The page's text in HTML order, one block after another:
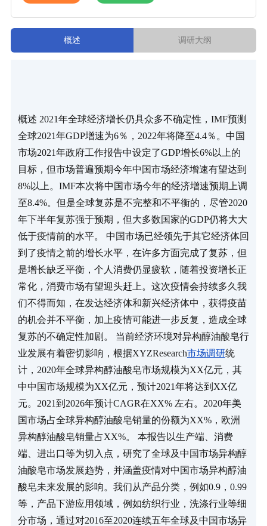
概述 调研大纲
概述 2021年全球经济增长仍具众多不确定性，IMF预测
全球2021年GDP增速为6％，2022年将降至4.4％。中国
市场2021年政府工作报告中设定了GDP增长6%以上的
目标，但市场普遍预期今年中国市场经济增速有望达到
8%以上。IMF本次将中国市场今年的经济增速预期上调
至8.4%。但是全球复苏是不完整和不平衡的，尽管2020
年下半年复苏强于预期，但大多数国家的GDP仍将大大
低于疫情前的水平。 中国市场已经领先于其它经济体回
到了疫情之前的增长水平，在许多方面完成了复苏，但
是增长缺乏平衡，个人消费仍显疲软，随着投资增长正
常化，消费市场有望迎头赶上。这次疫情会持续多久我
们不得而知，在发达经济体和新兴经济体中，获得疫苗
的机会并不平衡，加上疫情可能进一步反复，造成全球
复苏的不确定性加剧。 当前经济环境对异构醇油酸皂行
业发展有着密切影响，根据XYZResearch市场调研统
计，2020年全球异构醇油酸皂市场规模为XX亿元，其
中中国市场规模为XX亿元，预计2021年将达到XX亿
元。2021到2026年预计CAGR在XX% 左右。2020年美
国市场占全球异构醇油酸皂销量的份额为XX%，欧洲
异构醇油酸皂销量占XX%。 本报告以生产端、消费
端、进出口等为切入点，研究了全球及中国市场异构醇
油酸皂市场发展趋势，并涵盖疫情对中国市场异构醇油
酸皂未来发展的影响。我们从产品分类，例如0.9，0.99
等，产品下游应用领域，例如纺织行业，洗涤行业等细
分市场，通过对2016至2020连续五年全球及中国市场异